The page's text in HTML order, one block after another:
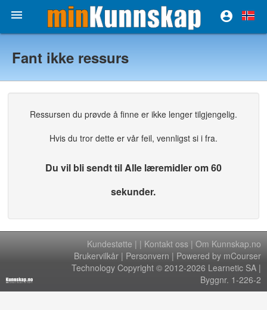


Fant ikke ressurs
Ressursen du prøvde å finne er ikke lenger tilgjengelig.
Hvis du tror dette er vår feil, vennligst si i fra.
Du vil bli sendt til Alle læremidler om 60
sekunder.
Kundestøtte | | Kontakt oss | Om Kunnskap.no
Brukervilkår | Personvern | Powered by mCourser
Technology Copyright © 2012-2026 Learnetic SA |
Byggnr. 1-226-2